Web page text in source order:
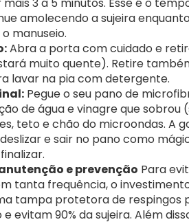
3 a 5 minutos. Esse é o
amolecendo a sujeira
manuseio.
Abra a porta com cuidado e
muito quente). Retire
lavar na pia com detergente.
Pegue o seu pano de
de água e vinagre que sobrou
teto e chão do microondas. A
e sair no pano como
e prevenção Para
tanta frequência, o
tampa protetora de respingos
evitam 90% da sujeira. Além